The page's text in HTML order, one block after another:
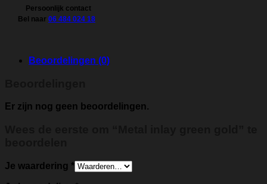
Persoonlijk contact
Bel naar 06 484 024 18
Beoordelingen (0)
Er zijn nog geen beoordelingen.
Je waardering *